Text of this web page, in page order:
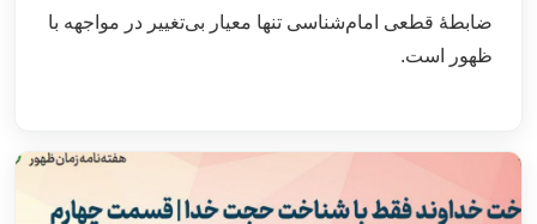
ضابطۀ قطعی امام‌شناسی تنها معیار بی‌تغییر در مواجهه با
ظهور است.